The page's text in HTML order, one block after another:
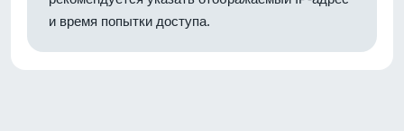
и время попытки доступа.